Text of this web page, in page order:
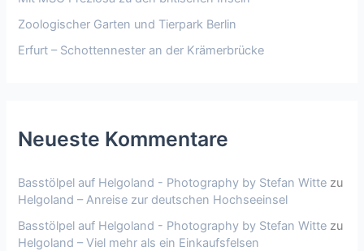
Zoologischer Garten und Tierpark Berlin
Erfurt – Schottennester an der Krämerbrücke
Neueste Kommentare
Basstölpel auf Helgoland - Photography by Stefan Witte zu
Helgoland – Anreise zur deutschen Hochseeinsel
Basstölpel auf Helgoland - Photography by Stefan Witte zu
Helgoland – Viel mehr als ein Einkaufsfelsen